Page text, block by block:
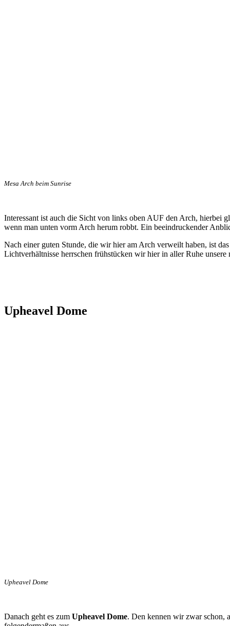
Mesa Arch beim Sunrise
Interessant ist auch die Sicht von links oben AUF den Arch, hierbei
wenn man unten vorm Arch herum robbt. Ein beeindruckender
Nach einer guten Stunde, die wir hier am Arch verweilt haben, ist
Lichtverhältnisse herrschen frühstücken wir hier in aller Ruhe
Upheavel Dome
Upheavel Dome
Danach geht es zum Upheavel Dome. Den kennen wir zwar schon,